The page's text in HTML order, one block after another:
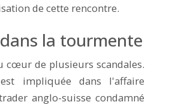
de cette rencontre.
la tourmente
cœur de plusieurs scandales.
impliquée dans l'affaire
anglo-suisse condamné